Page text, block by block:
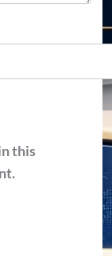
this